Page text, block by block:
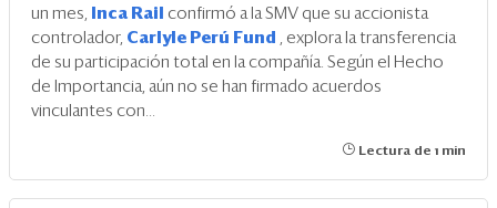
un mes,
Inca Rail confirmó a la SMV que su accionista
controlador, Carlyle Perú Fund , explora la transferencia
de su participación total en la compañía. Según el Hecho
de Importancia, aún no se han firmado acuerdos
vinculantes con...
Lectura de 1 min